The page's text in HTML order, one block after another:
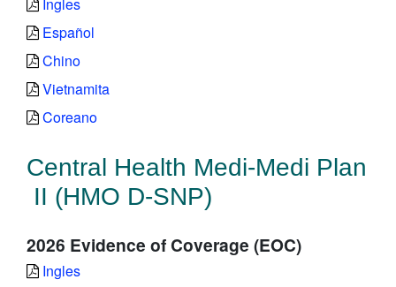
Español
Chino
Vietnamita
Coreano
Central Health Medi-Medi Plan
II (HMO D-SNP)
2026 Evidence of Coverage (EOC)
Ingles